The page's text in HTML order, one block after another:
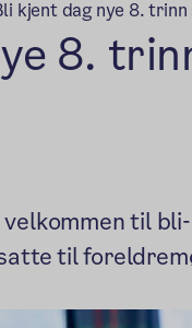
kjent dag nye 8.
8.
til
til